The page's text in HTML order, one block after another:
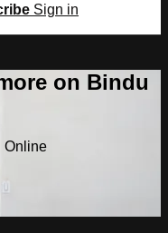
Sign in
on Bindu
Online